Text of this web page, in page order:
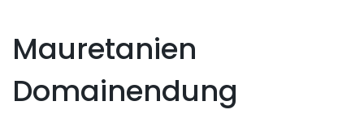
Mauretanien
Domainendung